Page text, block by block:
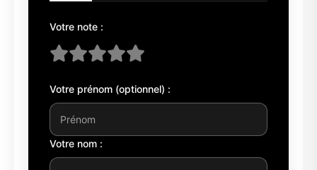
Votre note :
Votre prénom (optionnel) :
Votre nom :